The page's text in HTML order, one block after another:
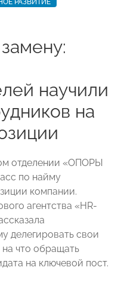
научили
на
отделении «ОПОРЫ
по найму
компании.
агентства «HR-
делегировать свои
что обращать
на ключевой пост.